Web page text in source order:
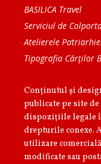
BASILICA Travel
Serviciul de
Atelierele
Tipografia Cărţilor
Conținutul și
publicate pe site
dispoziţiile legale
drepturile conexe.
utilizare
modificate sau